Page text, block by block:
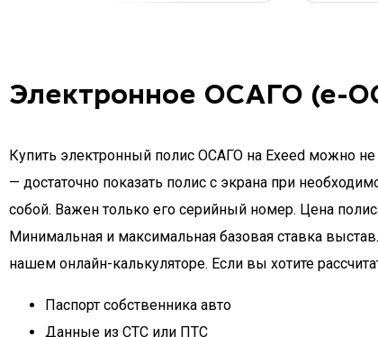
Электронное ОСАГО (е-
Купить электронный полис ОСАГО на Exeed можно
— достаточно показать полис с экрана при
собой. Важен только его серийный номер. Цена
Минимальная и максимальная базовая ставка
нашем онлайн-калькуляторе. Если вы хотите
Паспорт собственника авто
Данные из СТС или ПТС